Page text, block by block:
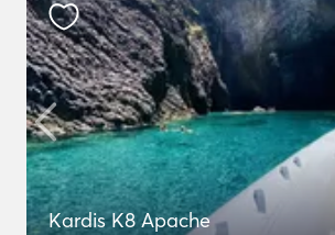
Kardis K8 Apache